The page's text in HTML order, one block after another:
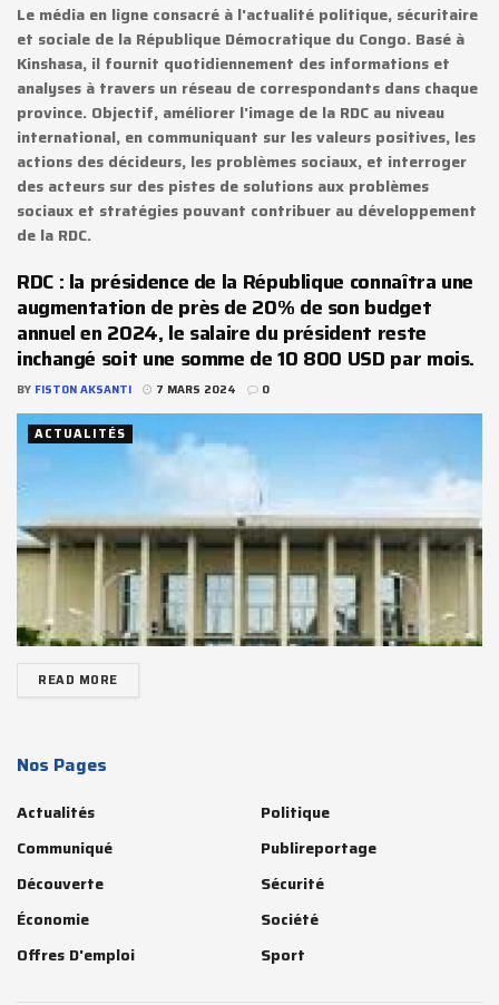
Le média en ligne consacré à l'actualité politique, sécuritaire
et sociale de la République Démocratique du Congo. Basé à
Kinshasa, il fournit quotidiennement des informations et
analyses à travers un réseau de correspondants dans chaque
province. Objectif, améliorer l'image de la RDC au niveau
international, en communiquant sur les valeurs positives, les
actions des décideurs, les problèmes sociaux, et interroger
des acteurs sur des pistes de solutions aux problèmes
sociaux et stratégies pouvant contribuer au développement
de la RDC.
RDC : la présidence de la République connaîtra une
augmentation de près de 20% de son budget
annuel en 2024, le salaire du président reste
inchangé soit une somme de 10 800 USD par mois.
BY FISTON AKSANTI 7 MARS 2024 0
ACTUALITÉS
READ MORE
Nos Pages
Actualités
Communiqué
Découverte
Économie
Offres D'emploi
Politique
Publireportage
Sécurité
Société
Sport